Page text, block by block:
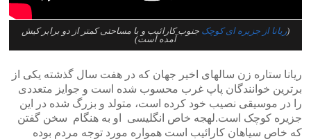
(ریانا از جزیره ای کوچک جنوب کارائیب و با مساحتی کمتر از دو برابر کیش
آمده است)
ریانا ستاره زن سالهای اخیر جهان که در هفت سال گذشته یکی از
برترین خوانندگان پاپ غرب محسوب شده است و جوایز متعددی
را در موسیقی نصیب خود کرده است، متولد و بزرگ شده در این
جزیره کوچک است.لهجه خاص انگلیسی او به هنگام سخن گفتن
که خاص سیاهان کارائیب است همواره مورد توجه مردم بوده